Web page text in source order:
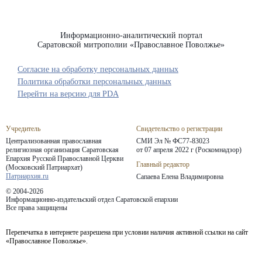
Информационно-аналитический портал
Саратовской митрополии «Православное Поволжье»
Учредитель
Централизованная православная
религиозная организация Саратовская
Епархия Русской Православной Церкви
(Московский Патриархат)
Патриархия.ru
Свидетельство о регистрации
СМИ Эл № ФС77-83023
от 07 апреля 2022 г (Роскомнадзор)
Главный редактор
Сапаева Елена Владимировна
© 2004-2026
Информационно-издательский отдел Саратовской епархии
Все права защищены
Согласие на обработку персональных данных
Политика обработки персональных данных
Перепечатка в интернете разрешена при условии наличия активной ссылки на сайт
«Православное Поволжье».
Перейти на версию для PDA